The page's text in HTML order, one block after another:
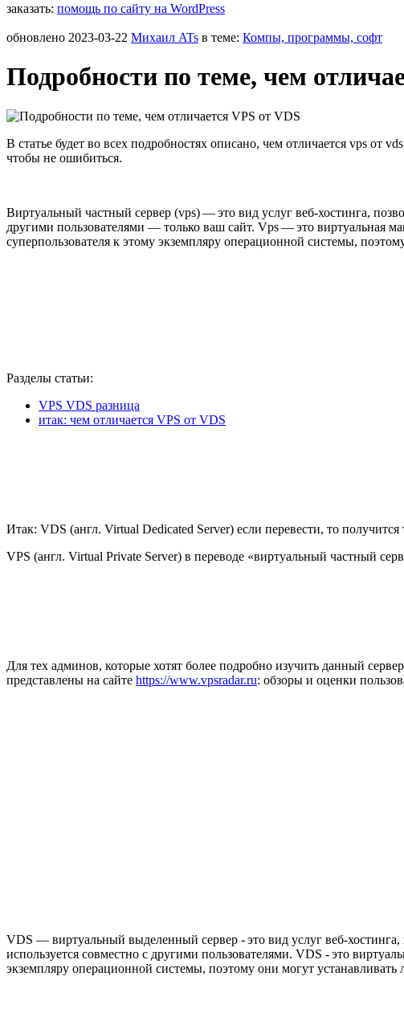
заказать: помощь по сайту на WordPress
обновлено 2023-03-22 Михаил ATs в теме: Компы, программы, софт
Подробности по теме, чем
В статье будет во всех подробностях описано, чем отличается vps от
чтобы не ошибиться.
Виртуальный частный сервер (vps) — это вид услуг веб-хостинга,
другими пользователями — только ваш сайт. Vps — это виртуальная
суперпользователя к этому экземпляру операционной системы,
Разделы статьи:
VPS VDS разница
итак: чем отличается VPS от VDS
Итак: VDS (англ. Virtual Dedicated Server) если перевести, то
VPS (англ. Virtual Private Server) в переводе «виртуальный
Для тех админов, которые хотят более подробно изучить данный
представлены на сайте https://www.vpsradar.ru: обзоры и оценки
VDS — виртуальный выделенный сервер - это вид услуг веб-
используется совместно с другими пользователями. VDS - это
экземпляру операционной системы, поэтому они могут